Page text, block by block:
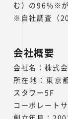
む）の96%※が
※自社調査（
会社概要
会社名：株式
所在地：東京
スタワー5F
コーポレートサ